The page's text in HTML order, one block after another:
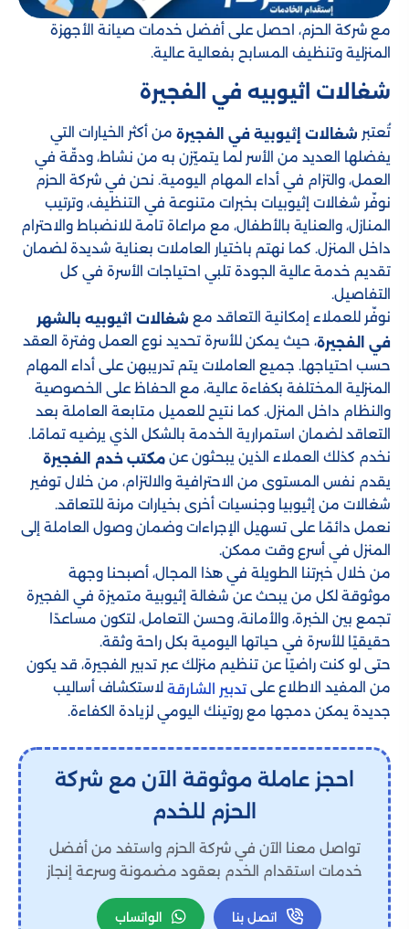
مع شركة الحزم، احصل على أفضل خدمات صيانة الأجهزة
المنزلية وتنظيف المسابح بفعالية عالية.
شغالات اثيوبيه​ في الفجيرة
تُعتبر شغالات إثيوبية في الفجيرة من أكثر الخيارات التي
يفضلها العديد من الأسر لما يتميّزن به من نشاط، ودقّة في
العمل، والتزام في أداء المهام اليومية. نحن في شركة الحزم
نوفّر شغالات إثيوبيات بخبرات متنوعة في التنظيف، وترتيب
المنازل، والعناية بالأطفال، مع مراعاة تامة للانضباط والاحترام
داخل المنزل. كما نهتم باختيار العاملات بعناية شديدة لضمان
تقديم خدمة عالية الجودة تلبي احتياجات الأسرة في كل
التفاصيل.
نوفّر للعملاء إمكانية التعاقد مع شغالات اثيوبيه بالشهر
في الفجيرة، حيث يمكن للأسرة تحديد نوع العمل وفترة العقد
حسب احتياجها. جميع العاملات يتم تدريبهن على أداء المهام
المنزلية المختلفة بكفاءة عالية، مع الحفاظ على الخصوصية
والنظام داخل المنزل. كما نتيح للعميل متابعة العاملة بعد
التعاقد لضمان استمرارية الخدمة بالشكل الذي يرضيه تمامًا.
نخدم كذلك العملاء الذين يبحثون عن مكتب خدم الفجيرة
يقدم نفس المستوى من الاحترافية والالتزام، من خلال توفير
شغالات من إثيوبيا وجنسيات أخرى بخيارات مرنة للتعاقد.
نعمل دائمًا على تسهيل الإجراءات وضمان وصول العاملة إلى
المنزل في أسرع وقت ممكن.
من خلال خبرتنا الطويلة في هذا المجال، أصبحنا وجهة
موثوقة لكل من يبحث عن شغالة إثيوبية متميزة في الفجيرة
تجمع بين الخبرة، والأمانة، وحسن التعامل، لتكون مساعدًا
حقيقيًا للأسرة في حياتها اليومية بكل راحة وثقة.
حتى لو كنت راضيًا عن تنظيم منزلك عبر تدبير الفجيرة، قد يكون
من المفيد الاطلاع على تدبير الشارقة لاستكشاف أساليب
جديدة يمكن دمجها مع روتينك اليومي لزيادة الكفاءة.
احجز عاملة موثوقة الآن مع شركة
الحزم للخدم
تواصل معنا الآن في شركة الحزم واستفد من أفضل
خدمات استقدام الخدم بعقود مضمونة وسرعة إنجاز
اتصل بنا الواتساب